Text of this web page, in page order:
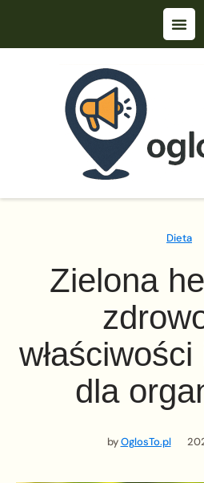
Dieta
Zielona
dla
byOglosTo.pl